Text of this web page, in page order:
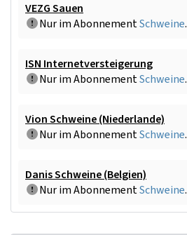
VEZG Sauen
Nur im AbonnementSchweine.
ISN Internetversteigerung
Nur im AbonnementSchweine.
Vion Schweine (Niederlande)
Nur im AbonnementSchweine.
Danis Schweine (Belgien)
Nur im AbonnementSchweine.